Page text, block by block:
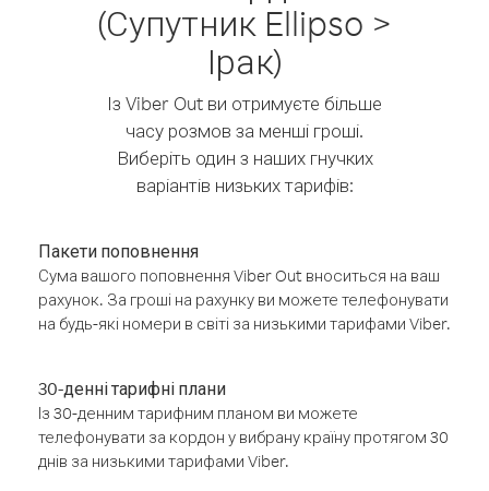
(Супутник Ellipso >
Ірак)
Із Viber Out ви отримуєте більше
часу розмов за менші гроші.
Виберіть один з наших гнучких
варіантів низьких тарифів:
Пакети поповнення
Сума вашого поповнення Viber Out вноситься на ваш
рахунок. За гроші на рахунку ви можете телефонувати
на будь-які номери в світі за низькими тарифами Viber.
30-денні тарифні плани
Із 30-денним тарифним планом ви можете
телефонувати за кордон у вибрану країну протягом 30
днів за низькими тарифами Viber.